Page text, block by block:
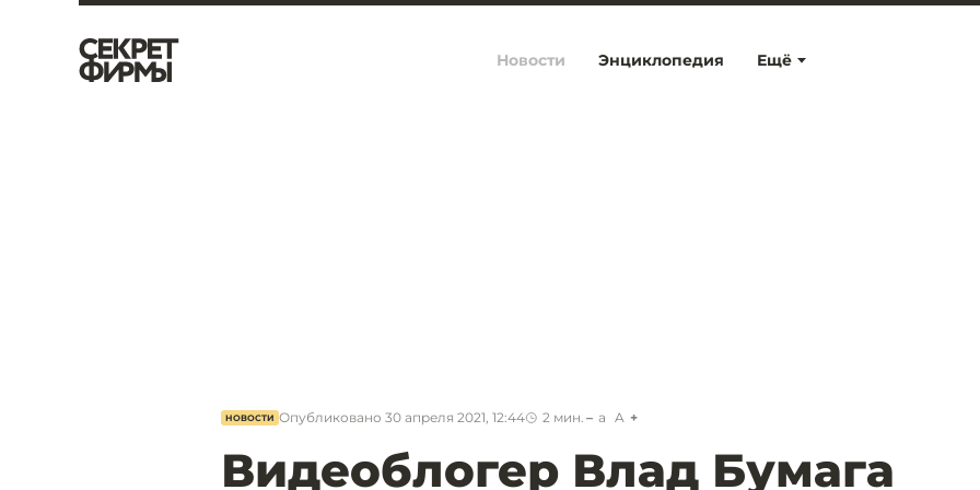
Ещё
Новости Энциклопедия
НОВОСТИ Опубликовано 30 апреля 2021, 12:44 2 мин. a A
Видеоблогер Влад Бумага